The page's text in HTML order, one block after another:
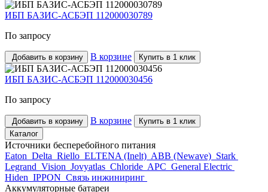
ИБП БАЗИС-АСБЭП 112000030789
По запросу
Добавить в корзину В корзине Купить в 1 клик
ИБП БАЗИС-АСБЭП 112000030456
По запросу
Добавить в корзину В корзине
Купить в 1 клик
Каталог
Источники бесперебойного питания
Eaton Delta Riello ELTENA (Inelt) ABB (Newave) Stark
Legrand Vision Jovyatlas Chloride APC General Electric
Hiden IPPON Связь инжиниринг
Аккумуляторные батареи